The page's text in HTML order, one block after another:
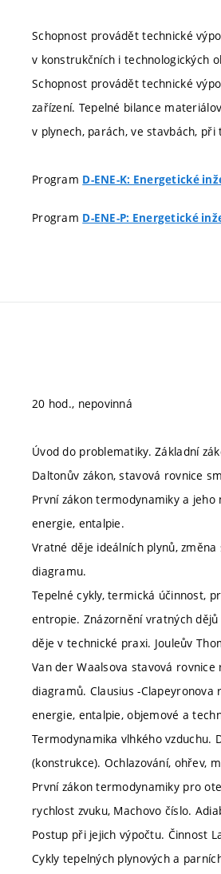
Schopnost provádět technické
v konstrukčních i technologických
Schopnost provádět technické
zařízení. Tepelné bilance
v plynech, parách, ve stavbách,
Program D-ENE-K: Energetické
Program D-ENE-P: Energetické
20 hod., nepovinná
Úvod do problematiky. Základní
Daltonův zákon, stavová rovnice
První zákon termodynamiky a
energie, entalpie.
Vratné děje ideálních plynů,
diagramu.
Tepelné cykly, termická účinnost,
entropie. Znázornění vratných
děje v technické praxi. Jouleův
Van der Waalsova stavová
diagramů. Clausius -
energie, entalpie, objemové a
Termodynamika vlhkého vzduchu.
(konstrukce). Ochlazování, ohřev,
První zákon termodynamiky pro
rychlost zvuku, Machovo číslo.
Postup při jejich výpočtu. Činnost
Cykly tepelných plynových a